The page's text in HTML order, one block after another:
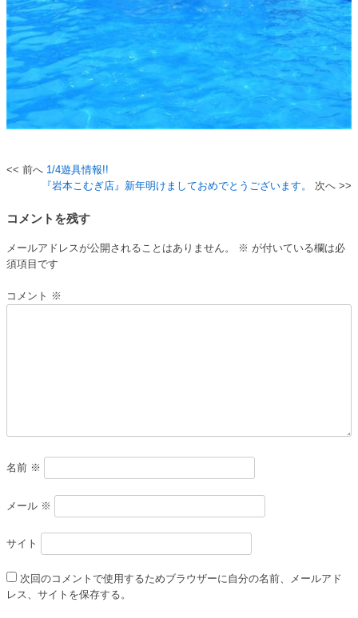
投
ナ
ビ
ゲ
ー
1/4遊具情報!!
『岩本こむぎ店』新年明けましておめでとうございます。
コメントを残す
メールアドレスが公開されることはありません。 ※ が付いている欄は必
須項目です
コメント ※
名前 ※
メール ※
サイト
次回のコメントで使用するためブラウザーに自分の名前、メールアド
レス、サイトを保存する。